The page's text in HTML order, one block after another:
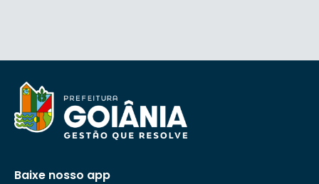
Baixe nosso app